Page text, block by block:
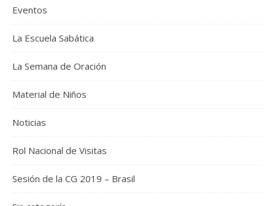
Eventos
La Escuela Sabática
La Semana de Oración
Material de Niños
Noticias
Rol Nacional de Visitas
Sesión de la CG 2019 – Brasil